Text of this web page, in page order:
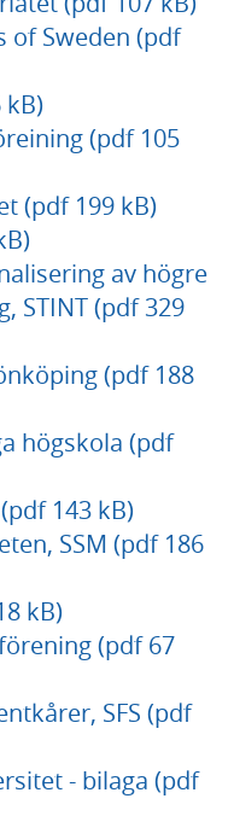
of Sweden (pdf
(pdf 105
(pdf 199 kB)
av högre
STINT (pdf 329
(pdf 188
högskola (pdf
143 kB)
SSM (pdf 186
kB)
(pdf 67
SFS (pdf
- bilaga (pdf